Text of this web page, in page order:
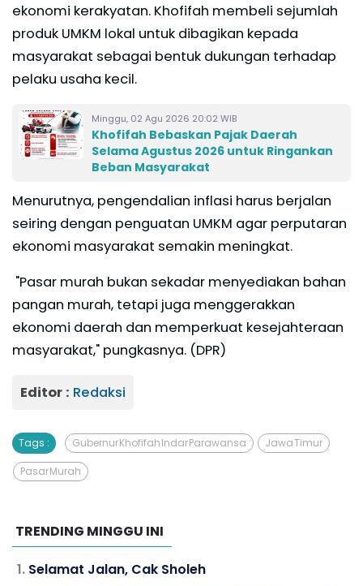
ekonomi kerakyatan. Khofifah membeli sejumlah
produk UMKM lokal untuk dibagikan kepada
masyarakat sebagai bentuk dukungan terhadap
pelaku usaha kecil.
Minggu, 02 Agu 2026 20:02 WIB
Khofifah Bebaskan Pajak Daerah
Selama Agustus 2026 untuk Ringankan
Beban Masyarakat
Menurutnya, pengendalian inflasi harus berjalan
seiring dengan penguatan UMKM agar perputaran
ekonomi masyarakat semakin meningkat.
"Pasar murah bukan sekadar menyediakan bahan
pangan murah, tetapi juga menggerakkan
ekonomi daerah dan memperkuat kesejahteraan
masyarakat," pungkasnya. (DPR)
Editor : Redaksi
Tags : Gubernur Khofifah Indar Parawansa Jawa Timur
Pasar Murah
TRENDING MINGGU INI
Selamat Jalan, Cak Sholeh